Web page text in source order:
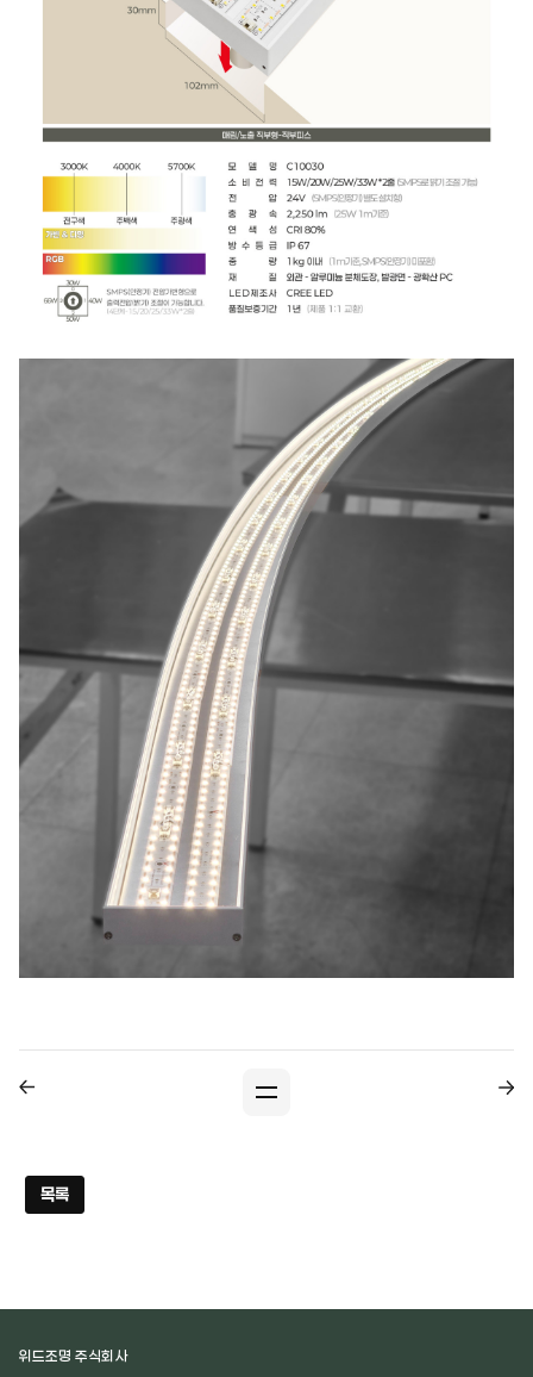
목록
위드조명 주식회사